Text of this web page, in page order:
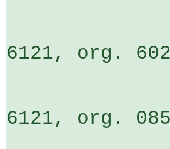
6121, org.
6121, org.